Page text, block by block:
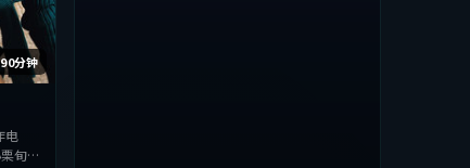
90分钟
电
旬等